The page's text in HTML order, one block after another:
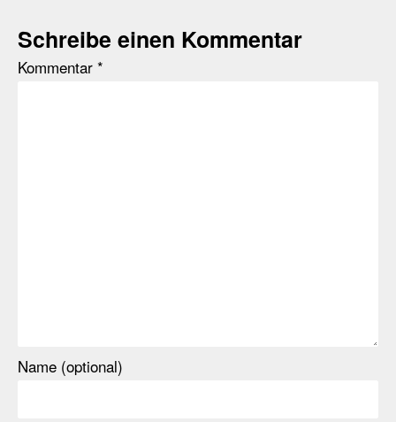
Schreibe einen Kommentar
Kommentar *
Name (optional)